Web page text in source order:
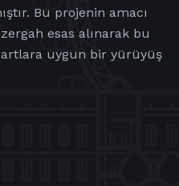
Bu projenin amacı
esas alınarak bu
uygun bir yürüyüş